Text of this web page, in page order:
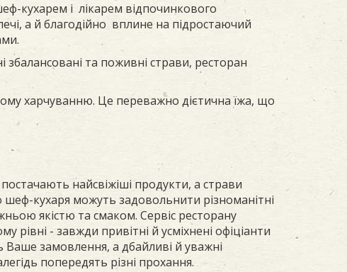
кухарем і лікарем відпочинкового
а й благодійно вплине на підростаючий
та поживні страви, ресторан
харчуванню. Це переважно дієтична їжа, що
найсвіжіші продукти, а страви
шеф-кухаря можуть задовольнити різноманітні
якістю та смаком. Сервіс ресторану
рівні - завжди привітні й усміхнені офіціанти
замовлення, а дбайливі й уважні
попередять різні прохання.